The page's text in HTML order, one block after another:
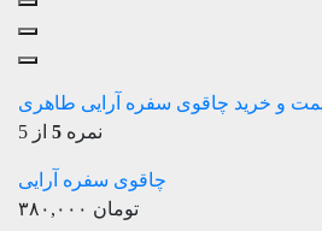
نمره 5 از 5
چاقوی سفره آرایی
تومان